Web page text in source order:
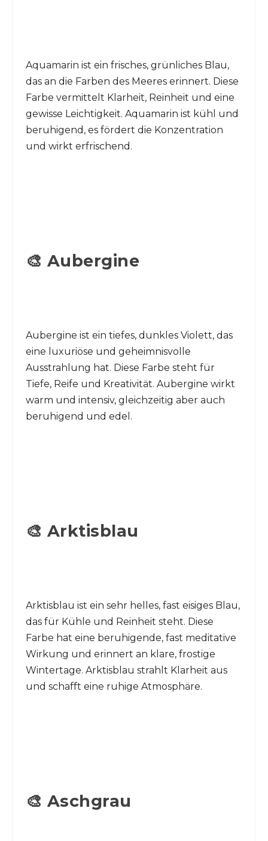
Aquamarin ist ein frisches, grünliches Blau,
das an die Farben des Meeres erinnert. Diese
Farbe vermittelt Klarheit, Reinheit und eine
gewisse Leichtigkeit. Aquamarin ist kühl und
beruhigend, es fördert die Konzentration
und wirkt erfrischend.
🎨 Aubergine
Aubergine ist ein tiefes, dunkles Violett, das
eine luxuriöse und geheimnisvolle
Ausstrahlung hat. Diese Farbe steht für
Tiefe, Reife und Kreativität. Aubergine wirkt
warm und intensiv, gleichzeitig aber auch
beruhigend und edel.
🎨 Arktisblau
Arktisblau ist ein sehr helles, fast eisiges Blau,
das für Kühle und Reinheit steht. Diese
Farbe hat eine beruhigende, fast meditative
Wirkung und erinnert an klare, frostige
Wintertage. Arktisblau strahlt Klarheit aus
und schafft eine ruhige Atmosphäre.
🎨 Aschgrau